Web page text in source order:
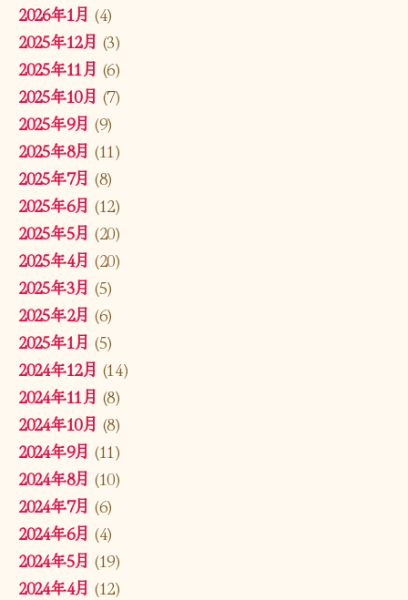
2026年1月 (4)
2025年12月 (3)
2025年11月 (6)
2025年10月 (7)
2025年9月 (9)
2025年8月 (11)
2025年7月 (8)
2025年6月 (12)
2025年5月 (20)
2025年4月 (20)
2025年3月 (5)
2025年2月 (6)
2025年1月 (5)
2024年12月 (14)
2024年11月 (8)
2024年10月 (8)
2024年9月 (11)
2024年8月 (10)
2024年7月 (6)
2024年6月 (4)
2024年5月 (19)
2024年4月 (12)